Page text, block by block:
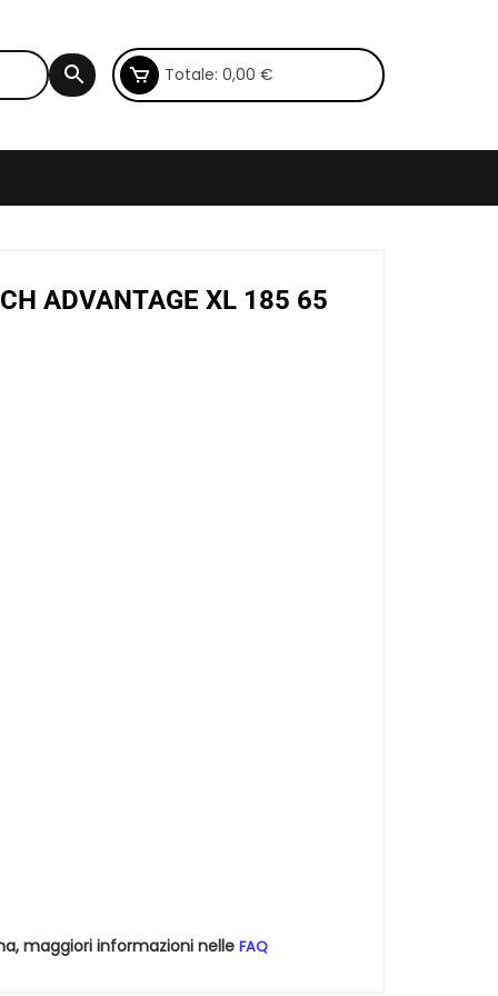
Totale: 0,00 €
ADVANTAGE XL 185 65
maggiori informazioni nelle FAQ